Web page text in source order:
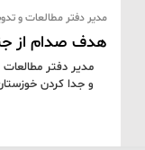
مدیر دفتر مطالعات و
هدف صدام از
مدیر دفتر
و جدا کردن